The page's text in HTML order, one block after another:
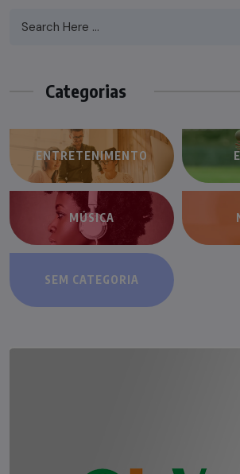
Categorias
ENTRETENIMENTO
MÚSICA
SEM CATEGORIA